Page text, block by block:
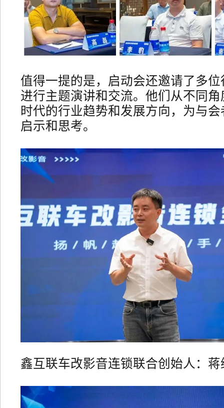
值得一提的是，启动会还邀请了多
进行主题演讲和交流。他们从不同
时代的行业趋势和发展方向，为与
启示和思考。
鑫互联车改影音连锁联合创始人：蒋